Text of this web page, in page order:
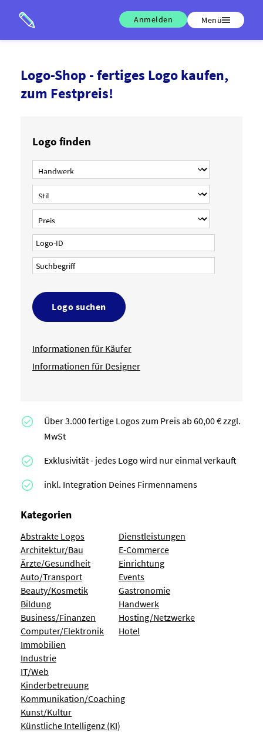
Anmelden Menü
Logo-Shop - fertiges Logo kaufen,
zum Festpreis!
Logo finden
Logo suchen
Informationen für Käufer
Informationen für Designer
Über 3.000 fertige Logos zum Preis ab 60,00 € zzgl.
MwSt
Exklusivität - jedes Logo wird nur einmal verkauft
inkl. Integration Deines Firmennamens
Kategorien
Abstrakte Logos
Architektur/Bau
Ärzte/Gesundheit
Auto/Transport
Beauty/Kosmetik
Bildung
Business/Finanzen
Computer/Elektronik
Dienstleistungen
E-Commerce
Einrichtung
Events
Gastronomie
Handwerk
Hosting/Netzwerke
Hotel
Immobilien
Industrie
IT/Web
Kinderbetreuung
Kommunikation/Coaching
Kunst/Kultur
Künstliche Intelligenz (KI)